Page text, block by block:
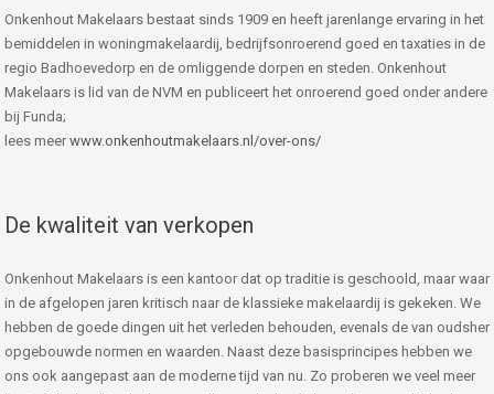
Onkenhout Makelaars bestaat sinds 1909 en heeft jarenlange ervaring in het
bemiddelen in woningmakelaardij, bedrijfsonroerend goed en taxaties in de
regio Badhoevedorp en de omliggende dorpen en steden. Onkenhout
Makelaars is lid van de NVM en publiceert het onroerend goed onder andere
bij Funda;
lees meer www.onkenhoutmakelaars.nl/over-ons/
De kwaliteit van verkopen
Onkenhout Makelaars is een kantoor dat op traditie is geschoold, maar waar
in de afgelopen jaren kritisch naar de klassieke makelaardij is gekeken. We
hebben de goede dingen uit het verleden behouden, evenals de van oudsher
opgebouwde normen en waarden. Naast deze basisprincipes hebben we
ons ook aangepast aan de moderne tijd van nu. Zo proberen we veel meer